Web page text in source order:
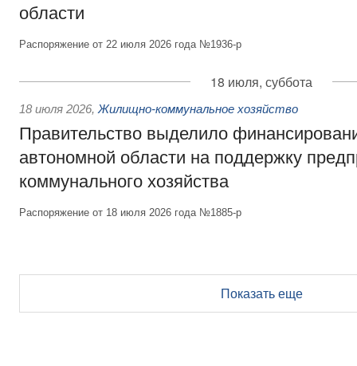
области
Распоряжение от 22 июля 2026 года №1936-р
18 июля, суббота
18 июля 2026, Жилищно-коммунальное хозяйство
Правительство выделило
автономной области на поддержку
коммунального хозяйства
Распоряжение от 18 июля 2026 года №1885-р
Показать еще